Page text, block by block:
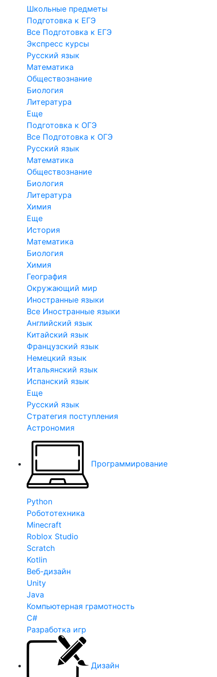
Школьные предметы
Подготовка к ЕГЭ
Все Подготовка к ЕГЭ
Экспресс курсы
Русский язык
Математика
Обществознание
Биология
Литература
Еще
Подготовка к ОГЭ
Все Подготовка к ОГЭ
Русский язык
Математика
Обществознание
Биология
Литература
Химия
Еще
История
Математика
Биология
Химия
География
Окружающий мир
Иностранные языки
Все Иностранные языки
Английский язык
Китайский язык
Французский язык
Немецкий язык
Итальянский язык
Испанский язык
Еще
Русский язык
Стратегия поступления
Астрономия
Программирование
Python
Робототехника
Minecraft
Roblox Studio
Scratch
Kotlin
Веб-дизайн
Unity
Java
Компьютерная грамотность
C#
Разработка игр
Дизайн